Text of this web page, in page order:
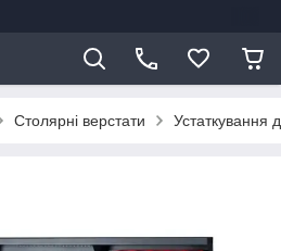
Столярні верстати Устаткування